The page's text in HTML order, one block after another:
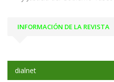
INFORMACIÓN DE LA REVISTA
dialnet